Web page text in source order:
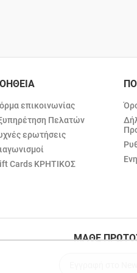
επικοινωνίας
Πελατών
ερωτήσεις
Cards ΚΡΗΤΙΚΟΣ
ΜΑΘΕ